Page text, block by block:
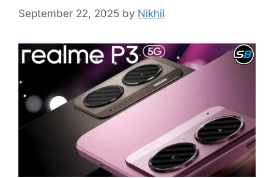
September 22, 2025 by Nikhil